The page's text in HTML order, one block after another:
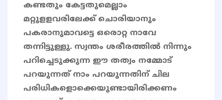
കണ്ടതും കേട്ടതുമെല്ലാം
മറ്റുളളവരിലേക്ക് ചൊരിയാനും
പകരാനുമാവട്ടെ ഒരൊറ്റ നാവേ
തന്നിട്ടുള്ളു. സ്വന്തം ശരീരത്തിൽ നിന്നും
പറിച്ചെടുക്കുന്ന ഈ തത്വം നമ്മോട്
പറയുന്നത് നാം പറയുന്നതിന് ചില
പരിധികളൊക്കെയുണ്ടായിരിക്കണം